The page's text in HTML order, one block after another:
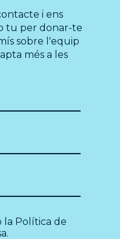
i ens
tu per donar-te
sobre l'equip
més a les
la Política de
.